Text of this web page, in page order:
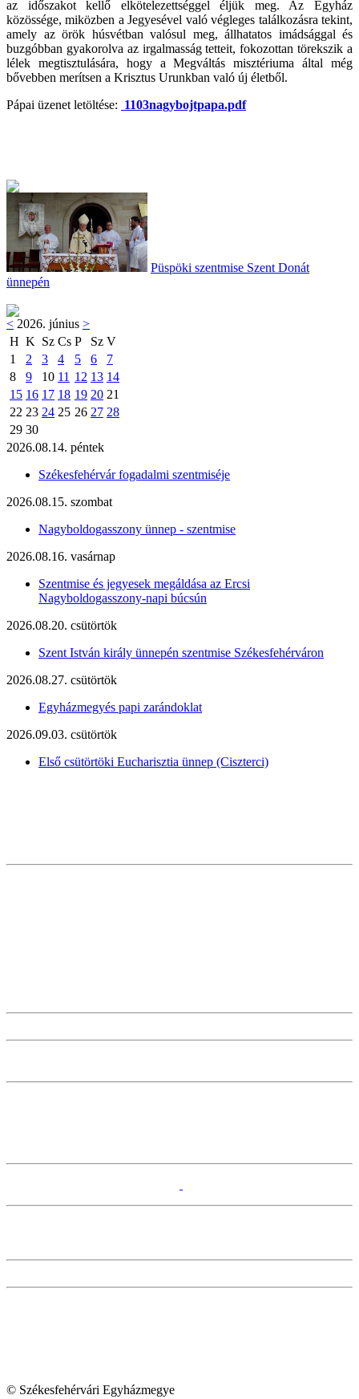
az időszakot kellő elkötelezettséggel éljük meg. Az Egyház
közössége, miközben a Jegyesével való végleges találkozásra tekint,
amely az örök húsvétban valósul meg, állhatatos imádsággal és
buzgóbban gyakorolva az irgalmasság tetteit, fokozottan törekszik a
lélek megtisztulására, hogy a Megváltás misztériuma által még
bővebben merítsen a Krisztus Urunkban való új életből.
Pápai üzenet letöltése: 1103nagybojtpapa.pdf
Püspöki szentmise Szent Donát
ünnepén
< 2026. június >
H K Sz Cs P Sz V
1
2 3 4 5 6
7
8
9 10 11 12 13 14
15 16 17 18 19 20 21
22 23 24 25 26 27 28
29 30
2026.08.14. péntek
Székesfehérvár fogadalmi szentmiséje
2026.08.15. szombat
Nagyboldogasszony ünnep - szentmise
2026.08.16. vasárnap
Szentmise és jegyesek megáldása az Ercsi
Nagyboldogasszony-napi búcsún
2026.08.20. csütörtök
Szent István király ünnepén szentmise Székesfehérváron
2026.08.27. csütörtök
Egyházmegyés papi zarándoklat
2026.09.03. csütörtök
Első csütörtöki Eucharisztia ünnep (Ciszterci)
© Székesfehérvári Egyházmegye